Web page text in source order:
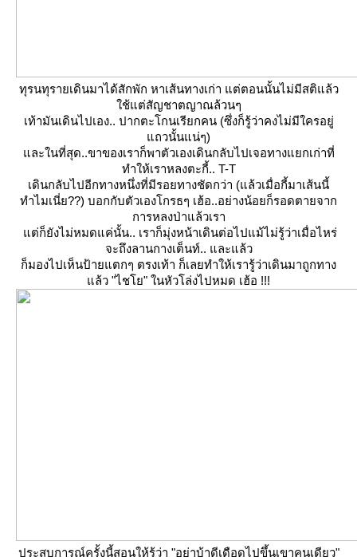
ทุรนทุรายเดินมาได้สักพัก หาเส้นทางเก่า แต่ตอนนั้นไม่มีสติแล้ว
ช้แต่สัญชาตญาณล้วนๆ
เท้ามันเดินไปเอง.. ปากตะโกนเรียกคน (ซึ่งก็รู้ว่าคงไม่มีใครอยู่
ถวนั้นแน่ๆ)
ละในที่สุด..ขาของเราก็พาตัวเองเดินกลับไปเจอทางแยกเก่าที่
ทำให้เราหลงตะกี้.. T-T
เดินกลับไปอีกทางหนึ่งที่มีรอยทางชัดกว่า (แล้วเมื่อกี้มาเส้นนี้
ทำไมเนี่ย??) บอกกับตัวเองโกรธๆ เฮ้อ..อย่างน้อยก็รอดตายจาก
การหลงป่าแล้วเรา
ต่ก็ยังไม่หมดแค่นั้น.. เราก็มุ่งหน้าเดินต่อไปแม้ไม่รู้ว่าเมื่อไหร่
จะถึงลานกางเต็นท์.. และแล้ว
ก็มองไปเห็นป้ายแตกๆ ตรงเท้า ก็เลยทำให้เรารู้ว่าเดินมาถูกทาง
ล้ว "ไชโย" ในหัวโล่งไปหมด เฮ้อ !!!
ประสบการณ์ครั้งนี้สอนให้รู้ว่า "อย่าบ้าดีเดือดไปขึ้นเขาคนเดียว"